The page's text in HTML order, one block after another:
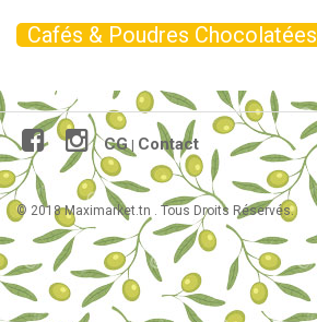
Cafés & Poudres Chocolatées
CG| Contact
© 2018 Maximarket.tn . Tous Droits Réservés.